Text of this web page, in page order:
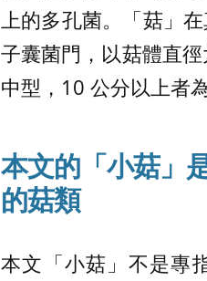
上的多孔菌。「菇」
子囊菌門，以菇體直
中型，10 公分以上者
本文的「小菇」
的菇類
本文「小菇」不是專